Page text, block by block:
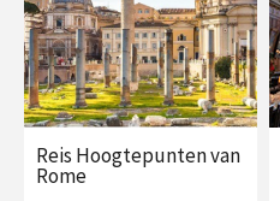
Reis Hoogtepunten van
Rome